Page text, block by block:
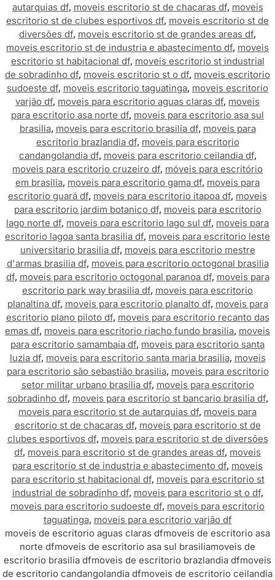
autarquias df, moveis escritorio st de chacaras df, moveis
escritorio st de clubes esportivos df, moveis escritorio st de
diversões df, moveis escritorio st de grandes areas df,
moveis escritorio st de industria e abastecimento df, moveis
escritorio st habitacional df, moveis escritorio st industrial
de sobradinho df, moveis escritorio st o df, moveis escritorio
sudoeste df, moveis escritorio taguatinga, moveis escritorio
varjão df, moveis para escritorio aguas claras df, moveis
para escritorio asa norte df, moveis para escritorio asa sul
brasilia, moveis para escritorio brasilia df, moveis para
escritorio brazlandia df, moveis para escritorio
candangolandia df, moveis para escritorio ceilandia df,
moveis para escritorio cruzeiro df, móveis para escritório
em brasília, moveis para escritorio gama df, moveis para
escritorio guará df, moveis para escritorio itapoa df, moveis
para escritorio jardim botanico df, moveis para escritorio
lago norte df, moveis para escritorio lago sul df, moveis para
escritorio lagoa santa brasilia df, moveis para escritorio leste
universitario brasilia df, moveis para escritorio mestre
d'armas brasilia df, moveis para escritorio octogonal brasilia
df, moveis para escritorio octogonal paranoa df, moveis para
escritorio park way brasilia df, moveis para escritorio
planaltina df, moveis para escritorio planalto df, moveis para
escritorio plano piloto df, moveis para escritorio recanto das
emas df, moveis para escritorio riacho fundo brasilia, moveis
para escritorio samambaia df, moveis para escritorio santa
luzia df, moveis para escritorio santa maria brasilia, moveis
para escritorio são sebastião brasilia, moveis para escritorio
setor militar urbano brasilia df, moveis para escritorio
sobradinho df, moveis para escritorio st bancario brasilia df,
moveis para escritorio st de autarquias df, moveis para
escritorio st de chacaras df, moveis para escritorio st de
clubes esportivos df, moveis para escritorio st de diversões
df, moveis para escritorio st de grandes areas df, moveis
para escritorio st de industria e abastecimento df, moveis
para escritorio st habitacional df, moveis para escritorio st
industrial de sobradinho df, moveis para escritorio st o df,
moveis para escritorio sudoeste df, moveis para escritorio
taguatinga, moveis para escritorio varjão df
moveis de escritorio aguas claras dfmoveis de escritorio asa
norte dfmoveis de escritorio asa sul brasiliamoveis de
escritorio brasilia dfmoveis de escritorio brazlandia dfmoveis
de escritorio candangolandia dfmoveis de escritorio ceilandia